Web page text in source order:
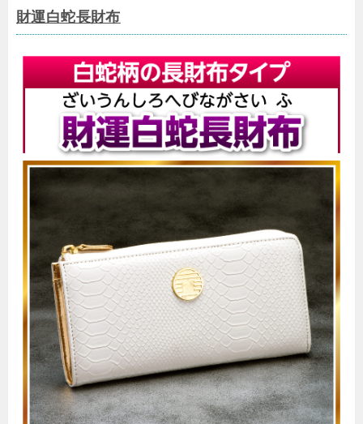
財運白蛇長財布